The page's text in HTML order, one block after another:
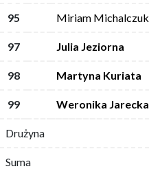
95 Miriam Michalczuk
97 Julia Jeziorna
98 Martyna Kuriata
99 Weronika Jarecka
Drużyna
Suma
95 Miriam Michalczuk
97 Julia Jeziorna
98 Martyna Kuriata
99 Weronika Jarecka
Drużyna
Suma